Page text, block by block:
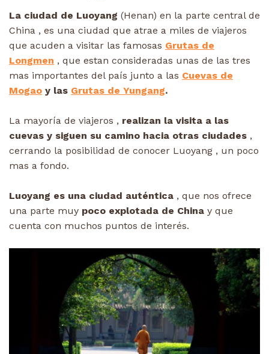
La ciudad de Luoyang (Henan) en la parte central de
China , es una ciudad que atrae a miles de viajeros
que acuden a visitar las famosas Grutas de
Longmen , que estan consideradas unas de las tres
mas importantes del país junto a las Cuevas de
Mogao y las Grutas de Yungang.
La mayoría de viajeros , realizan la visita a las
cuevas y siguen su camino hacia otras ciudades ,
cerrando la posibilidad de conocer Luoyang , un poco
mas a fondo.
Luoyang es una ciudad auténtica , que nos ofrece
una parte muy poco explotada de China y que
cuenta con muchos puntos de interés.